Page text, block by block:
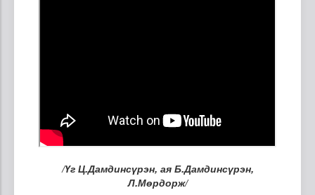
/Үг Ц.Дамдинсүрэн, ая Б.Дамдинсүрэн,
Л.Мөрдорж/